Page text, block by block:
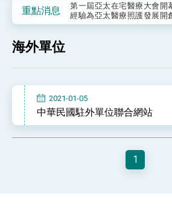
重點消息
第一屆亞太在宅醫療大會
經驗為亞太醫療照護發展開
訪問
總統與五院院長新春茶敘
國家邁出合作第一步
台美貿易協議完成簽署達成
性突破 總統強調將以3大
升級 籲請立院全力支持並
海外單位
2021-01-05
中華民國駐外單位聯合網站
1